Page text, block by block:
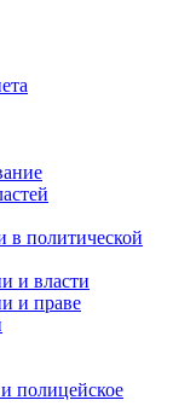
в политической
и власти
и праве
полицейское